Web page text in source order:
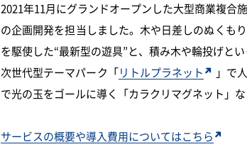
2021年11月にグランドオープンした大型商業複合
の企画開発を担当しました。木や日差しのぬくも
を駆使した“最新型の遊具”と、積み木や輪投げと
次世代型テーマパーク「リトルプラネット
」で
で光の玉をゴールに導く「カラクリマグネット」
サービスの概要や導入費用についてはこちら